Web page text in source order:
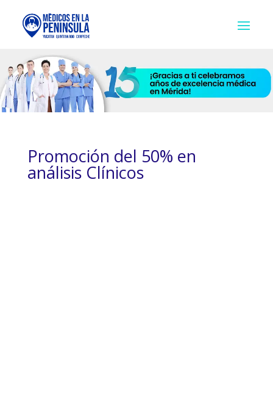
Promoción del 50% en
análisis Clínicos